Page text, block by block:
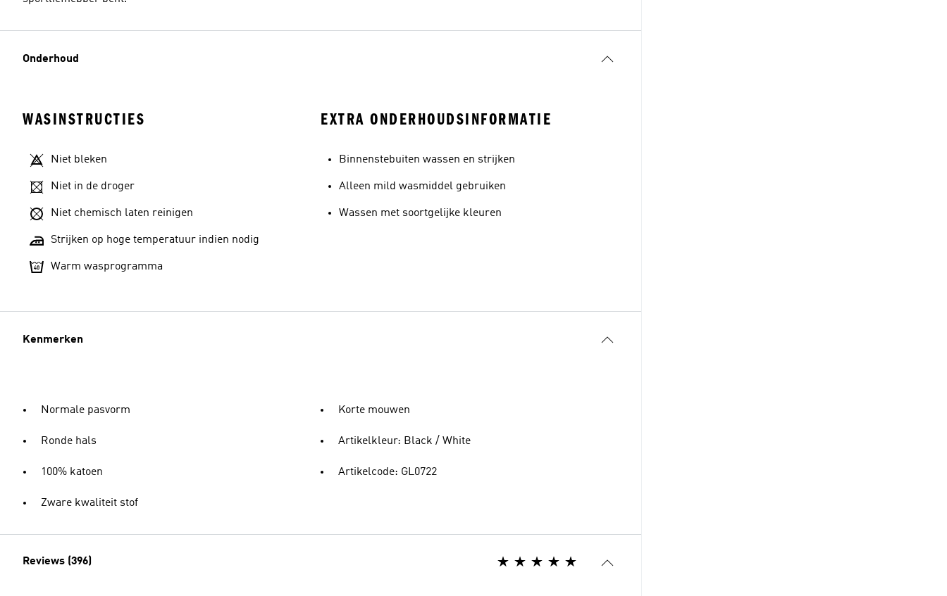
Onderhoud
WASINSTRUCTIES
Niet bleken
Niet in de droger
Niet chemisch laten reinigen
Strijken op hoge temperatuur indien nodig
Warm wasprogramma
EXTRA ONDERHOUDSINFORMATIE
Binnenstebuiten wassen en strijken
Alleen mild wasmiddel gebruiken
Wassen met soortgelijke kleuren
Kenmerken
Normale pasvorm
Ronde hals
100% katoen
Zware kwaliteit stof
Korte mouwen
Artikelkleur: Black / White
Artikelcode: GL0722
Reviews (396)